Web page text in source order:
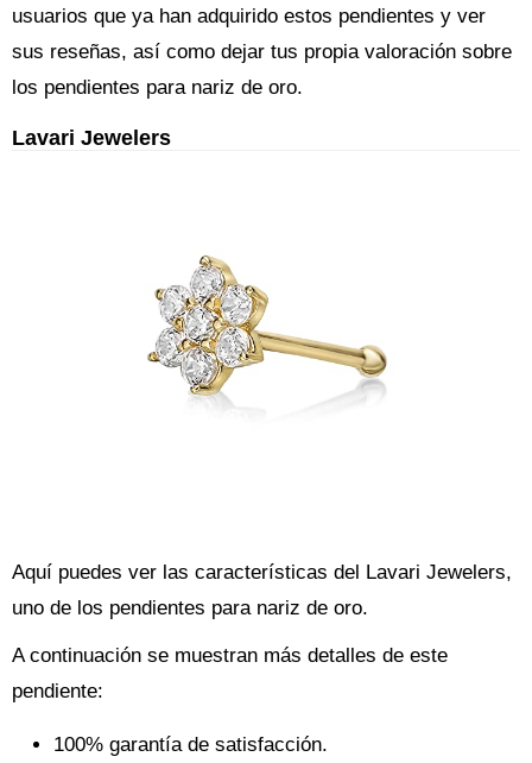
usuarios que ya han adquirido estos pendientes y ver
sus reseñas, así como dejar tus propia valoración sobre
los pendientes para nariz de oro.
Lavari Jewelers
Aquí puedes ver las características del Lavari Jewelers,
uno de los pendientes para nariz de oro.
A continuación se muestran más detalles de este
pendiente:
100% garantía de satisfacción.